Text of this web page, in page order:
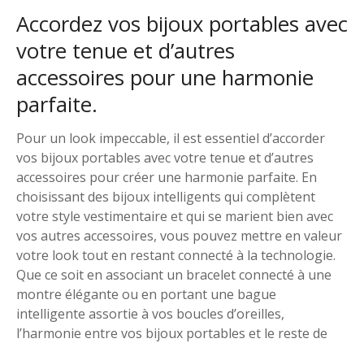
Accordez vos bijoux portables avec
votre tenue et d’autres
accessoires pour une harmonie
parfaite.
Pour un look impeccable, il est essentiel d’accorder
vos bijoux portables avec votre tenue et d’autres
accessoires pour créer une harmonie parfaite. En
choisissant des bijoux intelligents qui complètent
votre style vestimentaire et qui se marient bien avec
vos autres accessoires, vous pouvez mettre en valeur
votre look tout en restant connecté à la technologie.
Que ce soit en associant un bracelet connecté à une
montre élégante ou en portant une bague
intelligente assortie à vos boucles d’oreilles,
l’harmonie entre vos bijoux portables et le reste de